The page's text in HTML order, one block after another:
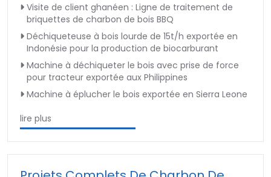
Visite de client ghanéen : Ligne de traitement de
briquettes de charbon de bois BBQ
Déchiqueteuse à bois lourde de 15t/h exportée en
Indonésie pour la production de biocarburant
Machine à déchiqueter le bois avec prise de force
pour tracteur exportée aux Philippines
Machine à éplucher le bois exportée en Sierra Leone
lire plus